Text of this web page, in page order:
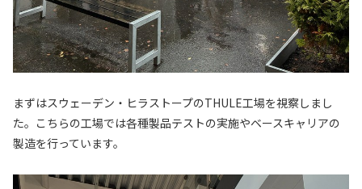
まずはスウェーデン・ヒラストープのTHULE工場を視察しまし
た。こちらの工場では各種製品テストの実施やベースキャリアの
製造を行っています。